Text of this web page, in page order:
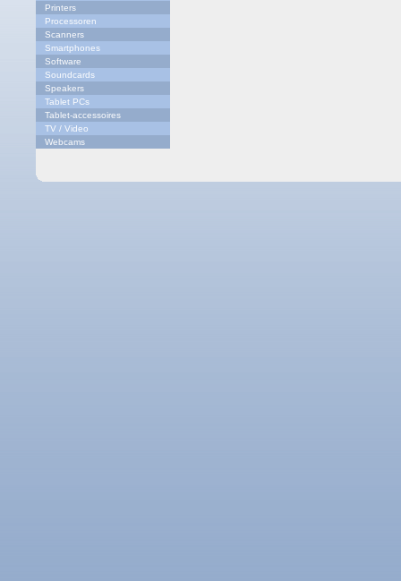
Printers
Processoren
Scanners
Smartphones
Software
Soundcards
Speakers
Tablet PCs
Tablet-accessoires
TV / Video
Webcams